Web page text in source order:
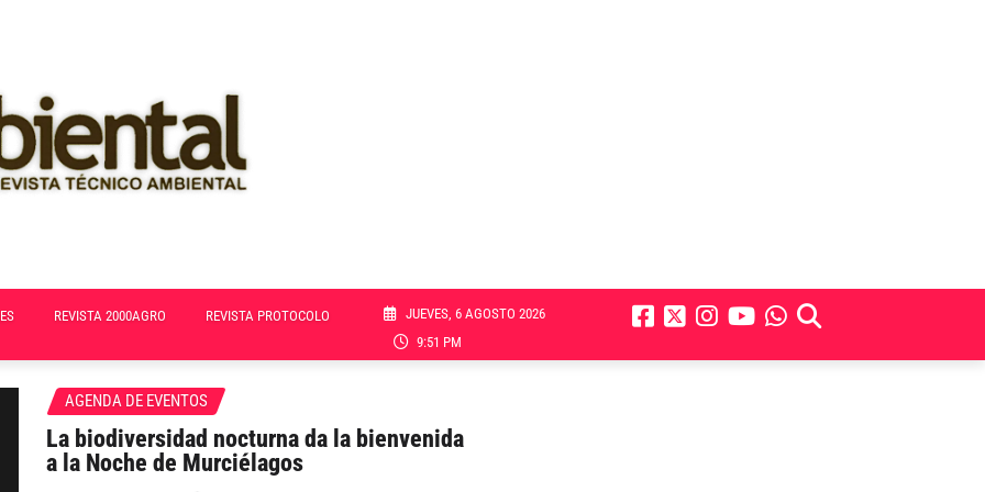
REVISTA 2000AGRO REVISTA PROTOCOLO
JUEVES, 6 AGOSTO 2026
9:51 PM
AGENDA DE EVENTOS
La biodiversidad nocturna da la bienvenida
a la Noche de Murciélagos